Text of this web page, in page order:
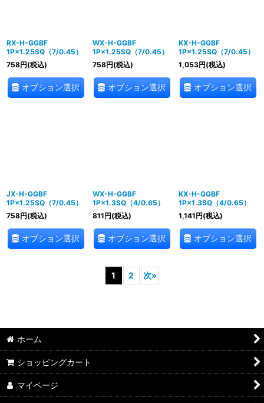
RX-H-GGBF
1P×1.25SQ（7/0.45）
758円(税込)
オプション選択
WX-H-GGBF
1P×1.25SQ（7/0.45）
758円(税込)
オプション選択
KX-H-GGBF
1P×1.25SQ（7/0.45）
1,053円(税込)
オプション選択
JX-H-GGBF
1P×1.25SQ（7/0.45）
758円(税込)
オプション選択
WX-H-GGBF
1P×1.3SQ（4/0.65）
811円(税込)
オプション選択
KX-H-GGBF
1P×1.3SQ（4/0.65）
1,141円(税込)
オプション選択
1 2 次»
ホーム
ショッピングカート
マイページ